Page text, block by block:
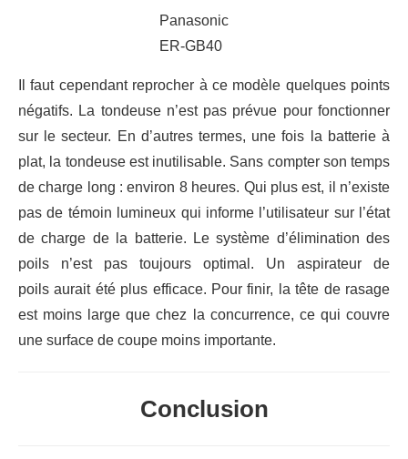
Il faut cependant reprocher à ce modèle quelques points
négatifs. La tondeuse n’est pas prévue pour fonctionner
sur le secteur. En d’autres termes, une fois la batterie à
plat, la tondeuse est inutilisable. Sans compter son temps
de charge long : environ 8 heures. Qui plus est, il n’existe
pas de témoin lumineux qui informe l’utilisateur sur l’état
de charge de la batterie. Le système d’élimination des
poils n’est pas toujours optimal. Un aspirateur de
poils aurait été plus efficace. Pour finir, la tête de rasage
est moins large que chez la concurrence, ce qui couvre
une surface de coupe moins importante.
Conclusion